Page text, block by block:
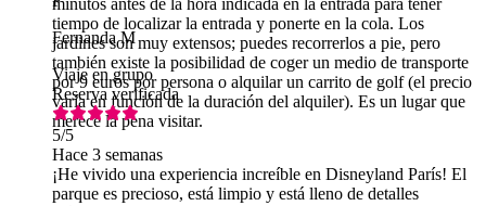
minutos antes de la hora indicada en la entrada para tener
tiempo de localizar la entrada y ponerte en la cola. Los
jardines son muy extensos; puedes recorrerlos a pie, pero
también existe la posibilidad de coger un medio de transporte
por 9 euros por persona o alquilar un carrito de golf (el precio
varía en función de la duración del alquiler). Es un lugar que
merece la pena visitar.
Fernanda M
Viaje en grupo
Reserva verificada
5/5
Hace 3 semanas
¡He vivido una experiencia increíble en Disneyland París! El
parque es precioso, está limpio y está lleno de detalles